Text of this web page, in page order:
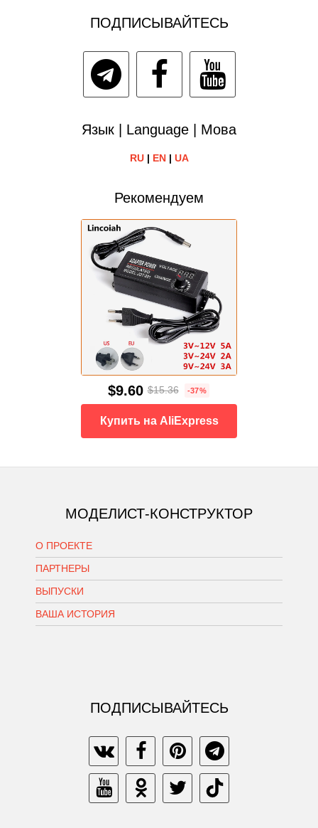
ПОДПИСЫВАЙТЕСЬ
Язык | Language | Мова
RU| EN| UA
Рекомендуем
$9.60 $15.36 -37%
Купить на AliExpress
МОДЕЛИСТ-КОНСТРУКТОР
О ПРОЕКТЕ
ПАРТНЕРЫ
ВЫПУСКИ
ВАША ИСТОРИЯ
ПОДПИСЫВАЙТЕСЬ